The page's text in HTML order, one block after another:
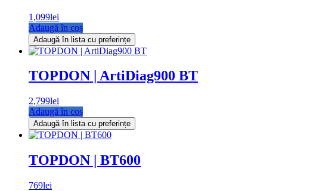
1,099lei
Adaugă în coș
Adaugă în lista cu preferințe
TOPDON | ArtiDiag900 BT
2,799lei
Adaugă în coș
Adaugă în lista cu preferințe
TOPDON | BT600
769lei